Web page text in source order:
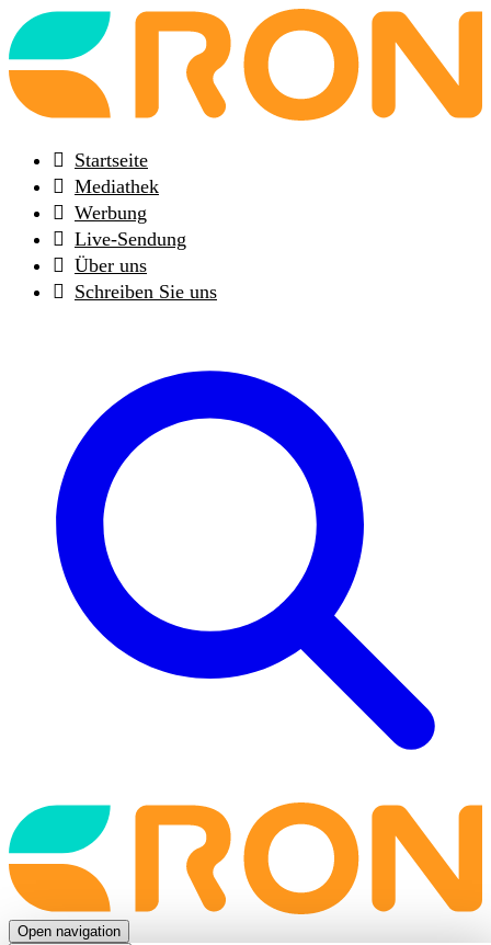
Back
to
frontpage
Startseite
Mediathek
Werbung
Live-Sendung
Über uns
Schreiben Sie uns
Back
to
frontpage
Open navigation